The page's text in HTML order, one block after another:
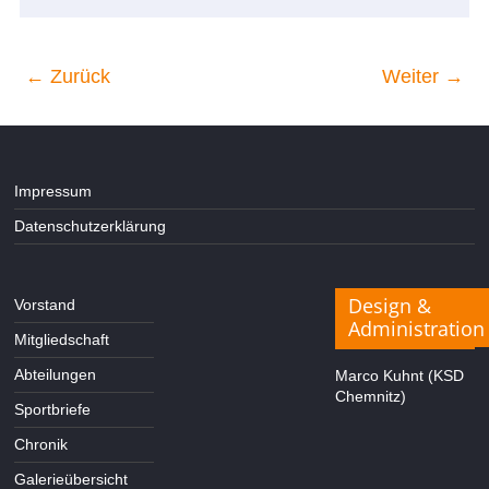
← Zurück Weiter →
Impressum
Datenschutzerklärung
Vorstand
Mitgliedschaft
Abteilungen
Sportbriefe
Chronik
Galerieübersicht
Design &
Administration
Marco Kuhnt (KSD
Chemnitz)